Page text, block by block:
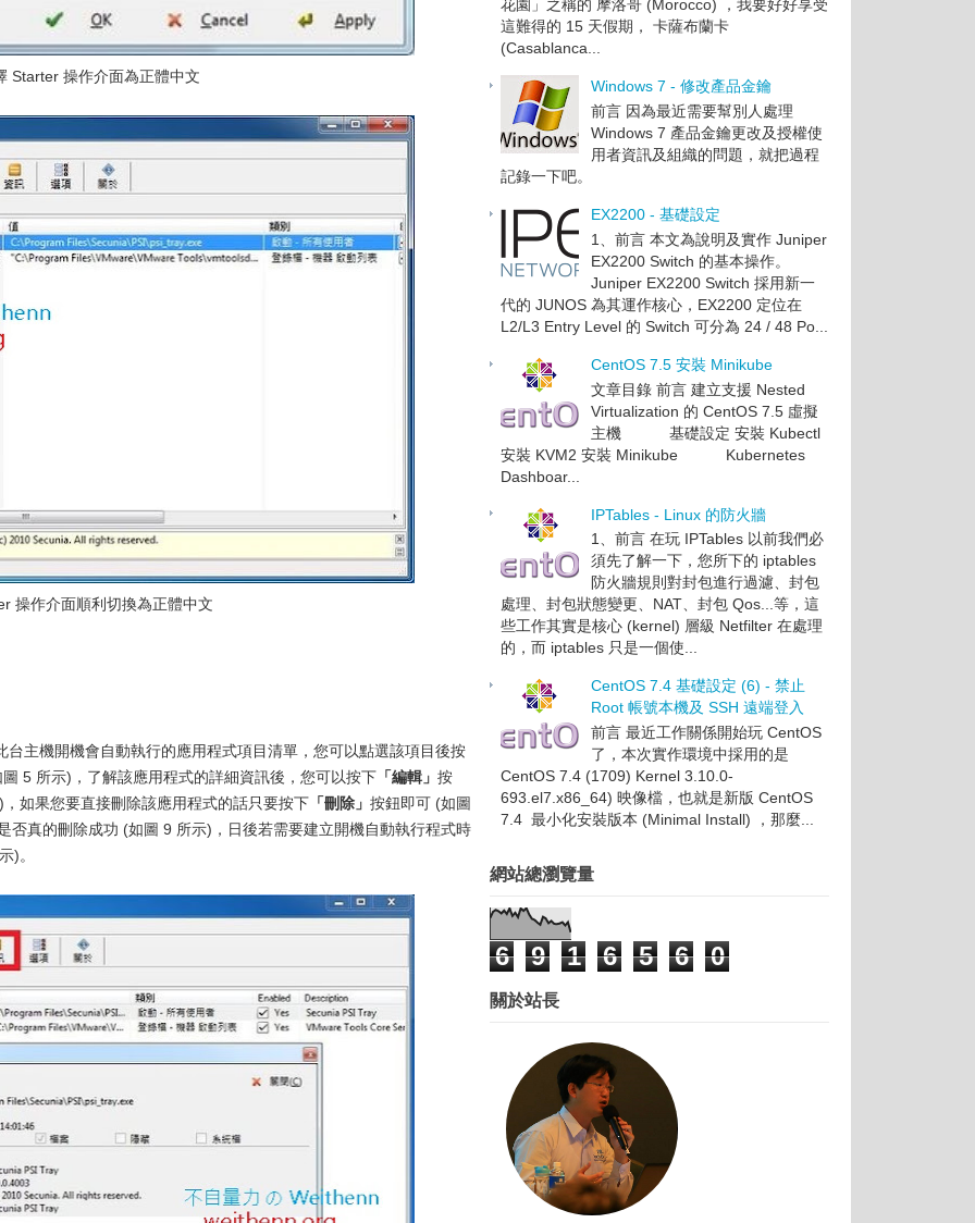
Starter 操作介面為正體中文
操作介面順利切換為正體中文
台主機開機會自動執行的應用程式項目清單，您可以點選該項目後按
5 所示)，了解該應用程式的詳細資訊後，您可以按下 「編輯」 按
如果您要直接刪除該應用程式的話只要按下 「刪除」 按鈕即可 (如圖
否真的刪除成功 (如圖 9 所示)，日後若需要建立開機自動執行程式時
)。
花園」之稱的 摩洛哥 (Morocco) ，我要好好享受
這難得的 15 天假期， 卡薩布蘭卡
(Casablanca...
Windows 7 - 修改產品金鑰
前言 因為最近需要幫別人處理
Windows 7 產品金鑰更改及授權使
用者資訊及組織的問題，就把過程
記錄一下吧。
EX2200 - 基礎設定
1、前言 本文為說明及實作 Juniper
EX2200 Switch 的基本操作。
Juniper EX2200 Switch 採用新一
代的 JUNOS 為其運作核心，EX2200 定位在
L2/L3 Entry Level 的 Switch 可分為 24 / 48 Po...
CentOS 7.5 安裝 Minikube
文章目錄 前言 建立支援 Nested
Virtualization 的 CentOS 7.5 虛擬
主機 基礎設定 安裝 Kubectl
安裝 KVM2 安裝 Minikube Kubernetes
Dashboar...
IPTables - Linux 的防火牆
1、前言 在玩 IPTables 以前我們必
須先了解一下，您所下的 iptables
防火牆規則對封包進行過濾、封包
處理、封包狀態變更、NAT、封包 Qos...等，這
些工作其實是核心 (kernel) 層級 Netfilter 在處理
的，而 iptables 只是一個使...
CentOS 7.4 基礎設定 (6) - 禁止
Root 帳號本機及 SSH 遠端登入
前言 最近工作關係開始玩 CentOS
了，本次實作環境中採用的是
CentOS 7.4 (1709) Kernel 3.10.0-
693.el7.x86_64) 映像檔，也就是新版 CentOS
7.4 最小化安裝版本 (Minimal Install) ，那麼...
網站總瀏覽量
6 9 1 6 5 6 0
關於站長